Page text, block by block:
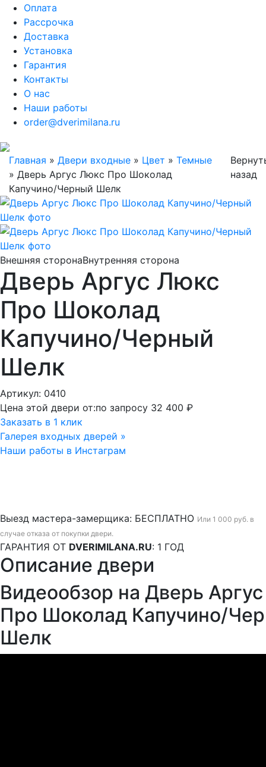
Оплата
Рассрочка
Доставка
Установка
Гарантия
Контакты
О нас
Наши работы
order@dverimilana.ru
Главная » Двери входные » Цвет » Темные
» Дверь Аргус Люкс Про Шоколад
Капучино/Черный Шелк
назад
Внешняя сторонаВнутренняя сторона
Дверь Аргус Люкс
Про Шоколад
Капучино/Черный
Шелк
Артикул: 0410
Цена этой двери от:по запросу 32 400 ₽
Заказать в 1 клик
Галерея входных дверей »
Наши работы в Инстаграм
Выезд мастера-замерщика: БЕСПЛАТНО Или 1 000 руб. в
случае отказа от покупки двери.
ГАРАНТИЯ ОТ DVERIMILANA.RU: 1 ГОД
Описание двери
Видеообзор на Дверь
Про Шоколад Капучино/
Шелк